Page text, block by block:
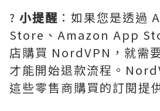
? 小提醒 ：如果您是透過
Store、Amazon App
店購買 NordVPN，就需
才能開始退款流程。
這些零售商購買的訂閱提